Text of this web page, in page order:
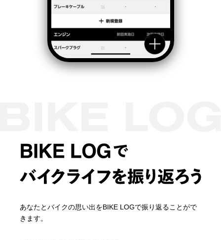
あなたとバイクの思い出をBIKE LOGで振り返ることがで
きます。​